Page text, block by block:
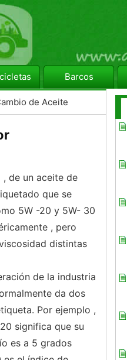
Barcos
de Aceite
de un aceite de
que se
5W -20 y 5W- 30
, pero
distintas
de la industria
da dos
Por ejemplo ,
significa que su
es a 5 grados